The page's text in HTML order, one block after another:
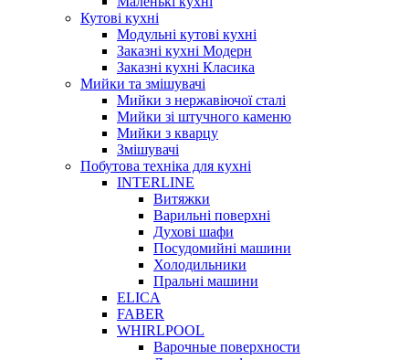
Кутові кухні
Модульні кутові кухні
Заказні кухні Модерн
Заказні кухні Класика
Мийки та змішувачі
Мийки з нержавіючої сталі
Мийки зі штучного каменю
Мийки з кварцу
Змішувачі
Побутова техніка для кухні
INTERLINE
Витяжки
Варильні поверхні
Духові шафи
Посудомийні машини
Холодильники
Пральні машини
ELICA
FABER
WHIRLPOOL
Варочные поверхности